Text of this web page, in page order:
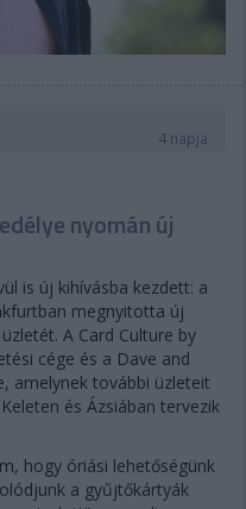
4 napja
nyomán új
is új kihívásba kezdett: a
megnyitotta új
A Card Culture by
cége és a Dave and
amelynek további üzleteit
és Ázsiában tervezik
hogy óriási lehetőségünk
a gyűjtőkártyák